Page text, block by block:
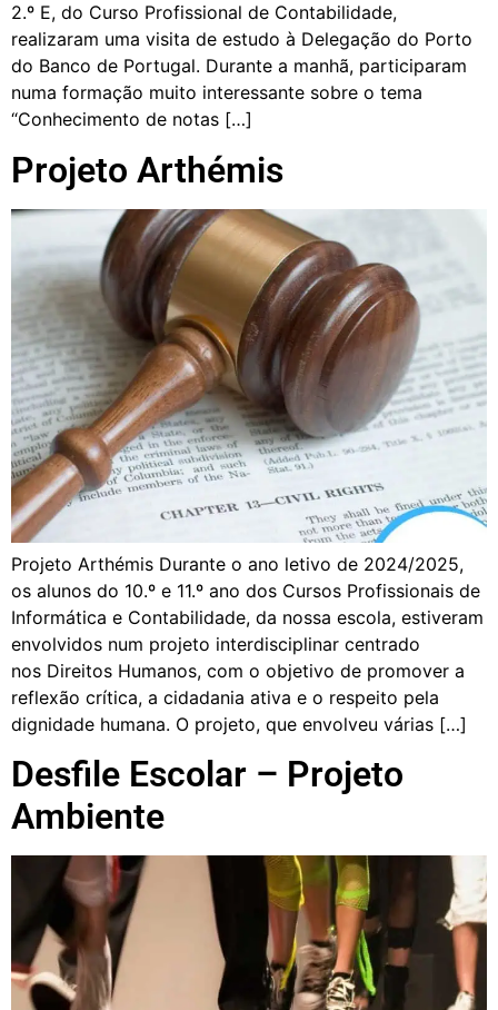
2.º E, do Curso Profissional de Contabilidade,
realizaram uma visita de estudo à Delegação do Porto
do Banco de Portugal. Durante a manhã, participaram
numa formação muito interessante sobre o tema
“Conhecimento de notas […]
Projeto Arthémis
Projeto Arthémis Durante o ano letivo de 2024/2025,
os alunos do 10.º e 11.º ano dos Cursos Profissionais de
Informática e Contabilidade, da nossa escola, estiveram
envolvidos num projeto interdisciplinar centrado
nos Direitos Humanos, com o objetivo de promover a
reflexão crítica, a cidadania ativa e o respeito pela
dignidade humana. O projeto, que envolveu várias […]
Desfile Escolar – Projeto
Ambiente